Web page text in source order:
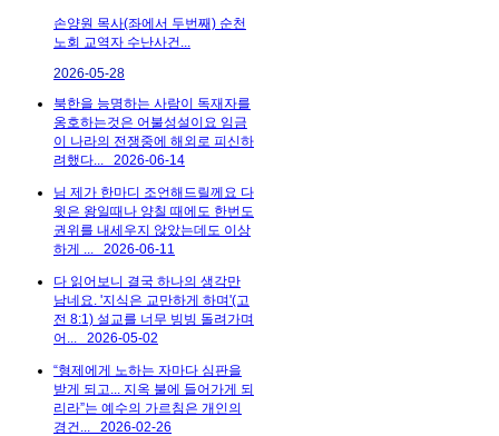
손양원 목사(좌에서 두번째) 순천
노회 교역자 수난사건...
2026-05-28
북한을 능명하는 사람이 독재자를
옹호하는것은 어불성설이요 임금
이 나라의 전쟁중에 해외로 피신하
려했다...
2026-06-14
님 제가 한마디 조언해드릴께요 다
윗은 왕일때나 양칠 때에도 한번도
권위를 내세우지 않았는데도 이상
하게 ...
2026-06-11
다 읽어보니 결국 하나의 생각만
남네요. '지식은 교만하게 하며'(고
전 8:1) 설교를 너무 빙빙 돌려가며
어...
2026-05-02
“형제에게 노하는 자마다 심판을
받게 되고... 지옥 불에 들어가게 되
리라”는 예수의 가르침은 개인의
경건...
2026-02-26